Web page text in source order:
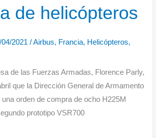
de helicópteros
04/2021/Airbus, Francia, Helicópteros,
de las Fuerzas Armadas, Florence Parly,
que la Dirección General de Armamento
orden de compra de ocho H225M
prototipo VSR700